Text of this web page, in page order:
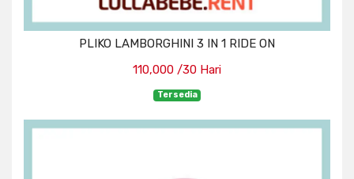
PLIKO LAMBORGHINI 3 IN 1 RIDE ON
110,000 /30 Hari
Tersedia